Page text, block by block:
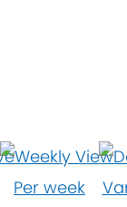
Per week